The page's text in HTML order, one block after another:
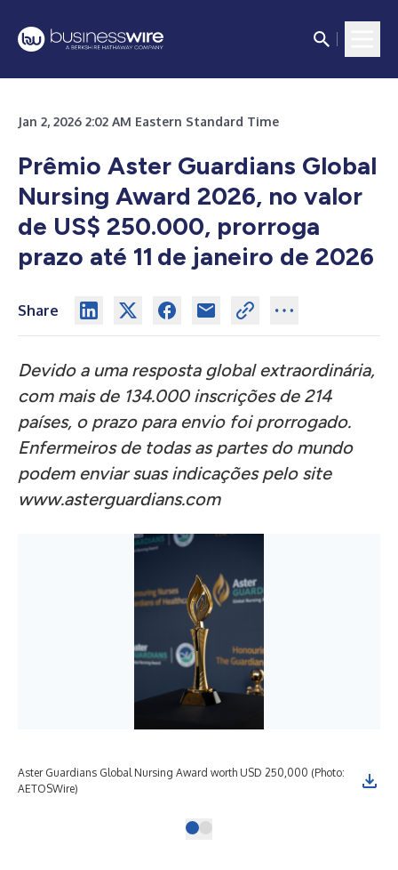
Jan 2, 2026 2:02 AM Eastern Standard Time
Prêmio Aster Guardians Global
Nursing Award 2026, no valor
de US$ 250.000, prorroga
prazo até 11 de janeiro de 2026
Share
Devido a uma resposta global extraordinária,
com mais de 134.000 inscrições de 214
países, o prazo para envio foi prorrogado.
Enfermeiros de todas as partes do mundo
podem enviar suas indicações pelo site
www.asterguardians.com
Aster Guardians Global Nursing Award worth USD 250,000 (Photo:
AETOSWire)